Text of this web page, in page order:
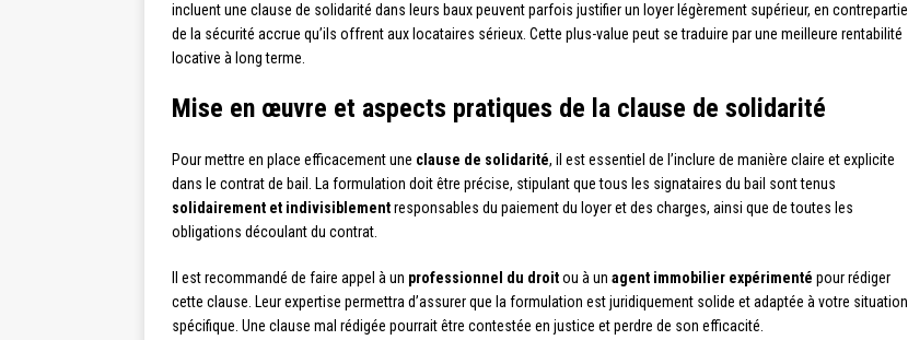
incluent une clause de solidarité dans leurs baux peuvent parfois justifier un loyer légèrement supérieur, en contrepartie
de la sécurité accrue qu’ils offrent aux locataires sérieux. Cette plus-value peut se traduire par une meilleure rentabilité
locative à long terme.
Mise en œuvre et aspects pratiques de la clause de solidarité
Pour mettre en place efficacement une clause de solidarité, il est essentiel de l’inclure de manière claire et explicite
dans le contrat de bail. La formulation doit être précise, stipulant que tous les signataires du bail sont tenus
solidairement et indivisiblementresponsables du paiement du loyer et des charges, ainsi que de toutes les
obligations découlant du contrat.
Il est recommandé de faire appel à un professionnel du droitou à un agent immobilier expérimenté pour rédiger
cette clause. Leur expertise permettra d’assurer que la formulation est juridiquement solide et adaptée à votre situation
spécifique. Une clause mal rédigée pourrait être contestée en justice et perdre de son efficacité.